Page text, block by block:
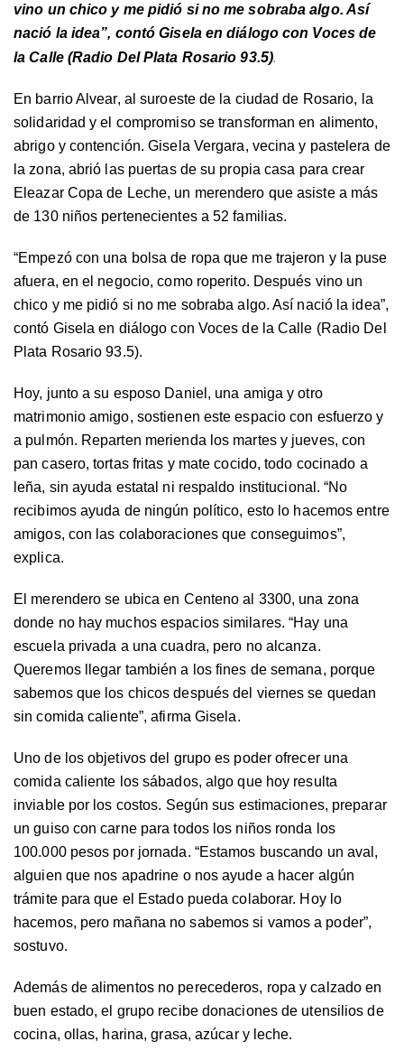
vino un chico y me pidió si no me sobraba algo. Así
nació la idea”, contó Gisela en diálogo con Voces de
la Calle (Radio Del Plata Rosario 93.5).
En barrio Alvear, al suroeste de la ciudad de Rosario, la
solidaridad y el compromiso se transforman en alimento,
abrigo y contención. Gisela Vergara, vecina y pastelera de
la zona, abrió las puertas de su propia casa para crear
Eleazar Copa de Leche, un merendero que asiste a más
de 130 niños pertenecientes a 52 familias.
“Empezó con una bolsa de ropa que me trajeron y la puse
afuera, en el negocio, como roperito. Después vino un
chico y me pidió si no me sobraba algo. Así nació la idea”,
contó Gisela en diálogo con Voces de la Calle (Radio Del
Plata Rosario 93.5).
Hoy, junto a su esposo Daniel, una amiga y otro
matrimonio amigo, sostienen este espacio con esfuerzo y
a pulmón. Reparten merienda los martes y jueves, con
pan casero, tortas fritas y mate cocido, todo cocinado a
leña, sin ayuda estatal ni respaldo institucional. “No
recibimos ayuda de ningún político, esto lo hacemos entre
amigos, con las colaboraciones que conseguimos”,
explica.
El merendero se ubica en Centeno al 3300, una zona
donde no hay muchos espacios similares. “Hay una
escuela privada a una cuadra, pero no alcanza.
Queremos llegar también a los fines de semana, porque
sabemos que los chicos después del viernes se quedan
sin comida caliente”, afirma Gisela.
Uno de los objetivos del grupo es poder ofrecer una
comida caliente los sábados, algo que hoy resulta
inviable por los costos. Según sus estimaciones, preparar
un guiso con carne para todos los niños ronda los
100.000 pesos por jornada. “Estamos buscando un aval,
alguien que nos apadrine o nos ayude a hacer algún
trámite para que el Estado pueda colaborar. Hoy lo
hacemos, pero mañana no sabemos si vamos a poder”,
sostuvo.
Además de alimentos no perecederos, ropa y calzado en
buen estado, el grupo recibe donaciones de utensilios de
cocina, ollas, harina, grasa, azúcar y leche.